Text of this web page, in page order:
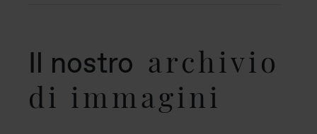
Il nostro archivio
di immagini